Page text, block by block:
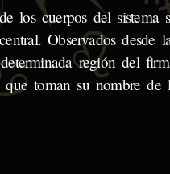
los cuerpos del sistema
Observados desde
región del
toman su nombre de